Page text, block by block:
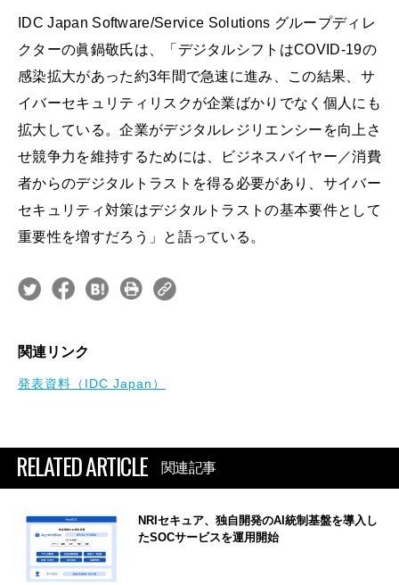
IDC Japan Software/Service Solutions グループディレ
クターの眞鍋敬氏は、「デジタルシフトはCOVID-19の
感染拡大があった約3年間で急速に進み、この結果、サ
イバーセキュリティリスクが企業ばかりでなく個人にも
拡大している。企業がデジタルレジリエンシーを向上さ
せ競争力を維持するためには、ビジネスバイヤー／消費
者からのデジタルトラストを得る必要があり、サイバー
セキュリティ対策はデジタルトラストの基本要件として
重要性を増すだろう」と語っている。
関連リンク
発表資料（IDC Japan）
RELATED ARTICLE 関連記事
NRIセキュア、独自開発のAI統制基盤を導入し
たSOCサービスを運用開始